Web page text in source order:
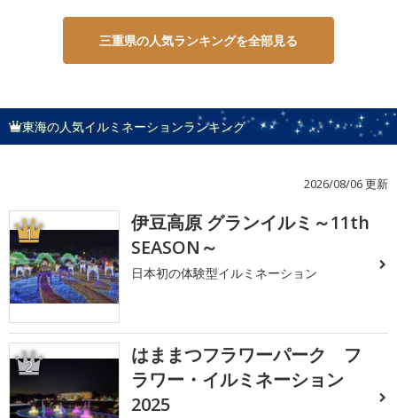
三重県の人気ランキングを全部見る
東海の人気イルミネーションランキング
2026/08/06 更新
1
伊豆高原 グランイルミ～11th
SEASON～
日本初の体験型イルミネーション
2
はままつフラワーパーク フ
ラワー・イルミネーション
2025